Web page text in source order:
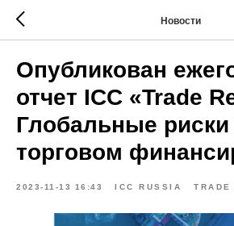
Новости
Опубликован
отчет ICC «Trade
Глобальные риски
торговом
2023-11-13 16:43 ICC RUSSIA TRADE